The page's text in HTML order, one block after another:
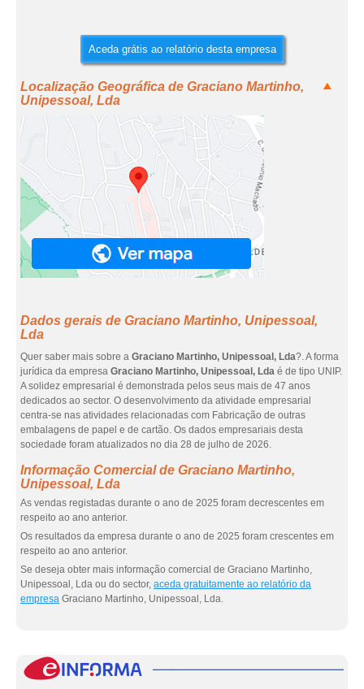
Aceda grátis ao relatório desta empresa
Localização Geográfica de Graciano Martinho,
Unipessoal, Lda
Dados gerais de Graciano Martinho, Unipessoal,
Lda
Quer saber mais sobre a Graciano Martinho, Unipessoal, Lda?. A forma
jurídica da empresa Graciano Martinho, Unipessoal, Lda é de tipo UNIP.
A solidez empresarial é demonstrada pelos seus mais de 47 anos
dedicados ao sector. O desenvolvimento da atividade empresarial
centra-se nas atividades relacionadas com Fabricação de outras
embalagens de papel e de cartão. Os dados empresariais desta
sociedade foram atualizados no dia 28 de julho de 2026.
Informação Comercial de Graciano Martinho,
Unipessoal, Lda
As vendas registadas durante o ano de 2025 foram decrescentes em
respeito ao ano anterior.
Os resultados da empresa durante o ano de 2025 foram crescentes em
respeito ao ano anterior.
Se deseja obter mais informação comercial de Graciano Martinho,
Unipessoal, Lda ou do sector, aceda gratuitamente ao relatório da
empresa Graciano Martinho, Unipessoal, Lda.